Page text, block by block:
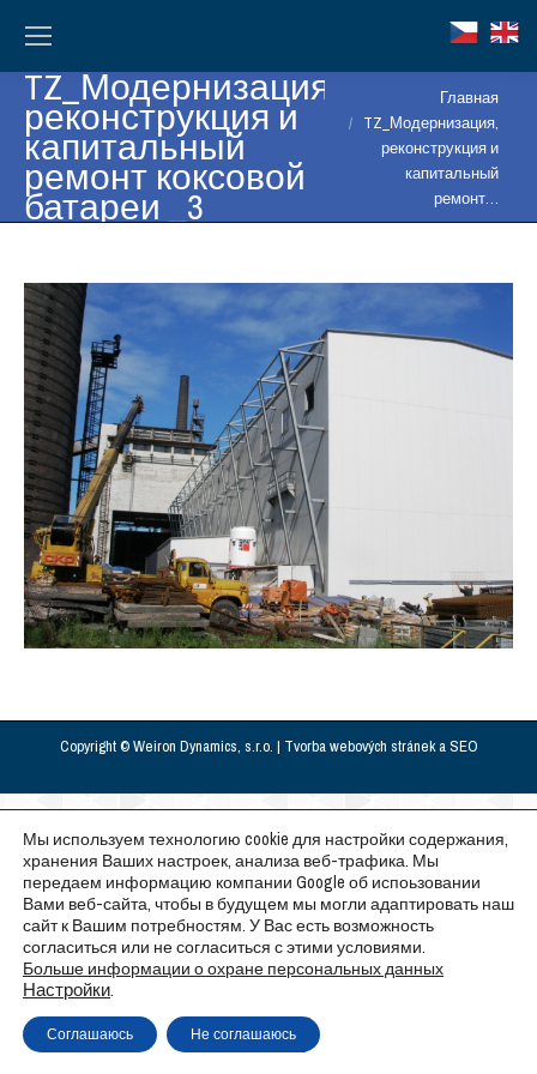
TZ_Модернизация,
реконструкция и
капитальный
ремонт коксовой
батареи _3
Главная
TZ_Модернизация,
реконструкция и
капитальный
ремонт…
Copyright © Weiron Dynamics, s.r.o. | Tvorba webových stránekaSEO
Мы используем технологию cookie для настройки содержания,
хранения Ваших настроек, анализа веб-трафика. Мы
передаем информацию компании Google об испоьзовании
Вами веб-сайта, чтобы в будущем мы могли адаптировать наш
сайт к Вашим потребностям. У Вас есть возможность
согласиться или не согласиться с этими условиями.
Больше информации о охране персональных данных
Настройки.
Соглашаюсь Не соглашаюсь